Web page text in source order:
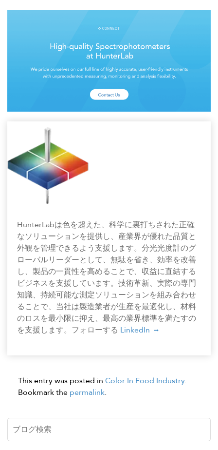
HunterLabは色を超えた、科学に裏打ちされた正確
なソリューションを提供し、産業界が優れた品質と
外観を管理できるよう支援します。分光光度計のグ
ローバルリーダーとして、無駄を省き、効率を改善
し、製品の一貫性を高めることで、収益に直結する
ビジネスを支援しています。技術革新、実際の専門
知識、持続可能な測定ソリューションを組み合わせ
ることで、当社は製造業者が生産を最適化し、材料
のロスを最小限に抑え、最高の業界標準を満たすの
を支援します。フォローする LinkedIn
This entry was posted in Color In Food Industry.
Bookmark the permalink.